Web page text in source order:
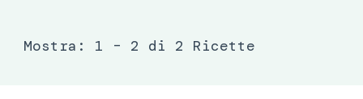
Mostra: 1 – 2 di 2 Ricette